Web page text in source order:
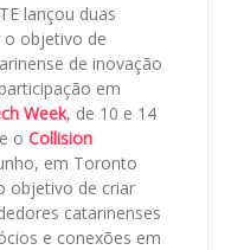
lançou duas
o objetivo de
de inovação
em
Week, de 10 e 14
o Collision
em Toronto
objetivo de criar
catarinenses
e conexões em